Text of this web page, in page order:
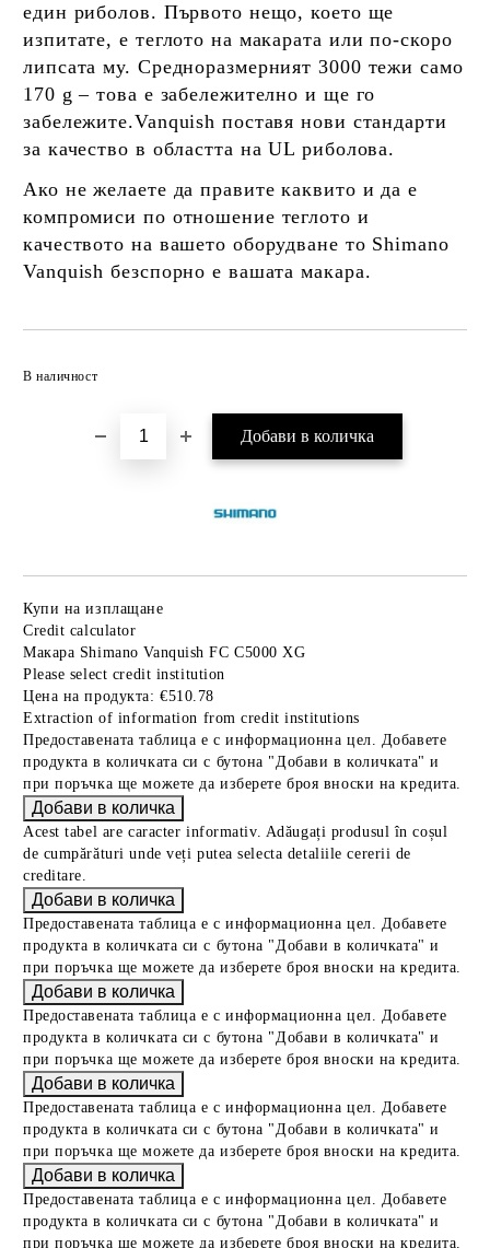
един риболов. Първото нещо, което ще
изпитате, е теглото на макарата или по-скоро
липсата му. Средноразмерният 3000 тежи само
170 g – това е забележително и ще го
забележите.Vanquish поставя нови стандарти
за качество в областта на UL риболова.
Ако не желаете да правите каквито и да е
компромиси по отношение теглото и
качеството на вашето оборудване то Shimano
Vanquish безспорно е вашата макара.
В наличност
Купи на изплащане
Credit calculator
Макара Shimano Vanquish FC C5000 XG
Please select credit institution
Цена на продукта: €510.78
Extraction of information from credit institutions
Предоставената таблица е с информационна цел. Добавете
продукта в количката си с бутона "Добави в количката" и
при поръчка ще можете да изберете броя вноски на кредита.
Acest tabel are caracter informativ. Adăugați produsul în coșul
de cumpărături unde veți putea selecta detaliile cererii de
creditare.
Предоставената таблица е с информационна цел. Добавете
продукта в количката си с бутона "Добави в количката" и
при поръчка ще можете да изберете броя вноски на кредита.
Предоставената таблица е с информационна цел. Добавете
продукта в количката си с бутона "Добави в количката" и
при поръчка ще можете да изберете броя вноски на кредита.
Предоставената таблица е с информационна цел. Добавете
продукта в количката си с бутона "Добави в количката" и
при поръчка ще можете да изберете броя вноски на кредита.
Предоставената таблица е с информационна цел. Добавете
продукта в количката си с бутона "Добави в количката" и
при поръчка ще можете да изберете броя вноски на кредита.